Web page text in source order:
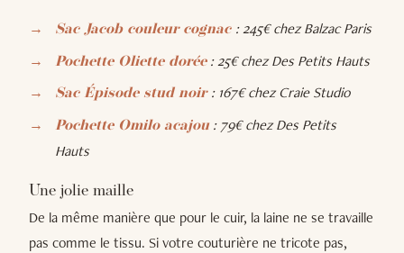
Sac Jacob couleur cognac : 245€ chez Balzac Paris
Pochette Oliette dorée: 25€ chez Des Petits Hauts
Sac Épisode stud noir : 167€ chez Craie Studio
Pochette Omilo acajou: 79€ chez Des Petits
Hauts
Une jolie maille
De la même manière que pour le cuir, la laine ne se travaille
pas comme le tissu. Si votre couturière ne tricote pas,